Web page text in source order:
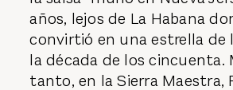
años, lejos de La Habana
convirtió en una estrella de
la década de los cincuenta.
tanto, en la Sierra Maestra,